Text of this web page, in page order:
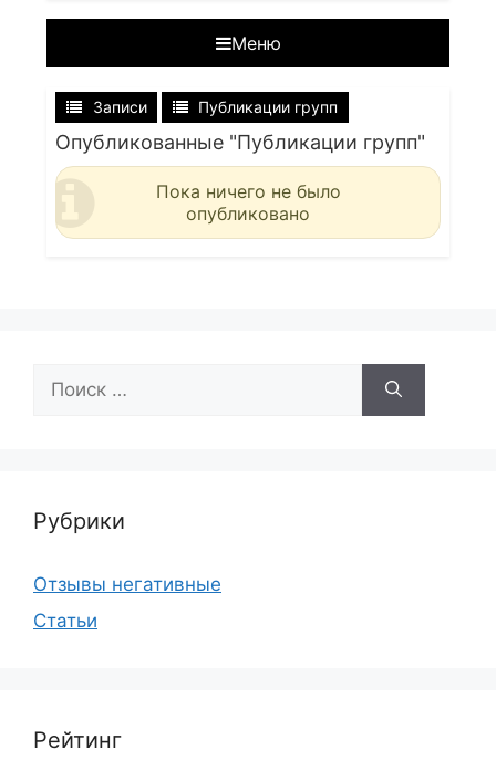
Меню
Записи Публикации групп
Опубликованные "Публикации групп"
Пока ничего не было
опубликовано
Рубрики
Отзывы негативные
Статьи
Рейтинг